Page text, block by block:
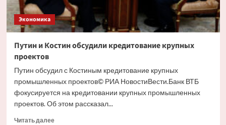
Экономика
Путин и Костин обсудили кредитование крупных
проектов
Путин обсудил с Костиным кредитование крупных
промышленных проектов© РИА НовостиВести.Банк ВТБ
фокусируется на кредитовании крупных промышленных
проектов. Об этом рассказал...
Читать далееПрочитать